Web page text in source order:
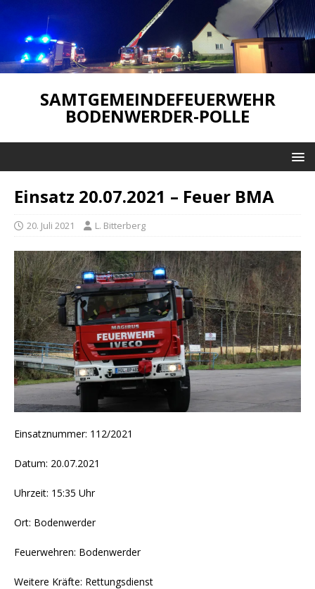
SAMTGEMEINDEFEUERWEHR
BODENWERDER-POLLE
Einsatz 20.07.2021 – Feuer BMA
20. Juli 2021 L. Bitterberg
Einsatznummer: 112/2021
Datum: 20.07.2021
Uhrzeit: 15:35 Uhr
Ort: Bodenwerder
Feuerwehren: Bodenwerder
Weitere Kräfte: Rettungsdienst